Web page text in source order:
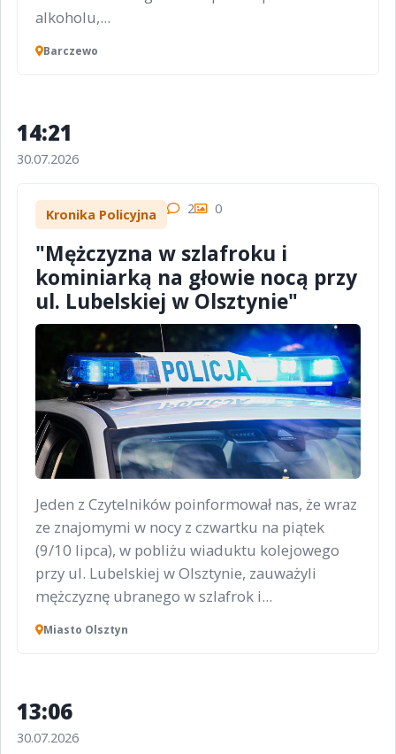
alkoholu,...
Barczewo
14:21
30.07.2026
Kronika Policyjna 2 0
"Mężczyzna w szlafroku i
kominiarką na głowie nocą przy
ul. Lubelskiej w Olsztynie"
Jeden z Czytelników poinformował nas, że wraz
ze znajomymi w nocy z czwartku na piątek
(9/10 lipca), w pobliżu wiaduktu kolejowego
przy ul. Lubelskiej w Olsztynie, zauważyli
mężczyznę ubranego w szlafrok i...
Miasto Olsztyn
13:06
30.07.2026